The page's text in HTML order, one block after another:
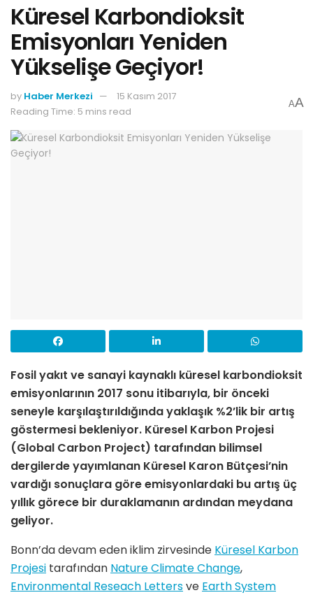
Küresel Karbondioksit
Emisyonları Yeniden
Yükselişe Geçiyor!
by Haber Merkezi
15 Kasım 2017
Reading Time: 5 mins read
AA
Fosil yakıt ve sanayi kaynaklı küresel karbondioksit
emisyonlarının 2017 sonu itibarıyla, bir önceki
seneyle karşılaştırıldığında yaklaşık %2’lik bir artış
göstermesi bekleniyor. Küresel Karbon Projesi
(Global Carbon Project) tarafından bilimsel
dergilerde yayımlanan Küresel Karon Bütçesi’nin
vardığı sonuçlara göre emisyonlardaki bu artış üç
yıllık görece bir duraklamanın ardından meydana
geliyor.
Bonn’da devam eden iklim zirvesinde Küresel Karbon
Projesi tarafından Nature Climate Change,
Environmental Reseach Lettersve Earth System